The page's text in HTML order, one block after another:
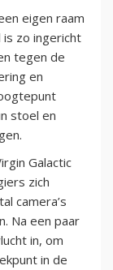
eigen raam
zo ingericht
tegen de
en
stoel en
Galactic
zich
camera’s
Na een paar
in, om
in de